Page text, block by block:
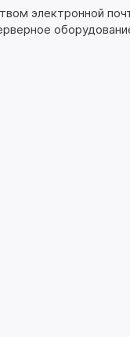
электронной